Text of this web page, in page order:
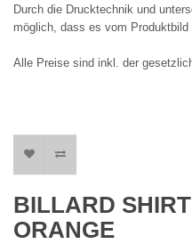
Durch die Drucktechnik und
möglich, dass es vom Produktbild
Alle Preise sind inkl. der
BILLARD
ORANGE